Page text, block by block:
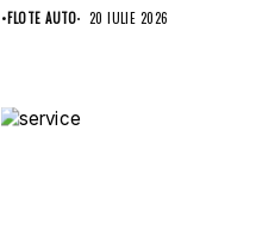
•FLOTE AUTO 20 IULIE 2026